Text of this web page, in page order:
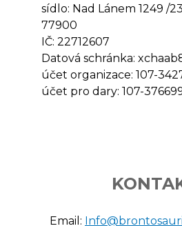
sídlo: Nad Lánem 1249 /
77900
IČ: 22712607
Datová schránka:
účet organizace: 107-
účet pro dary: 107-
Email: